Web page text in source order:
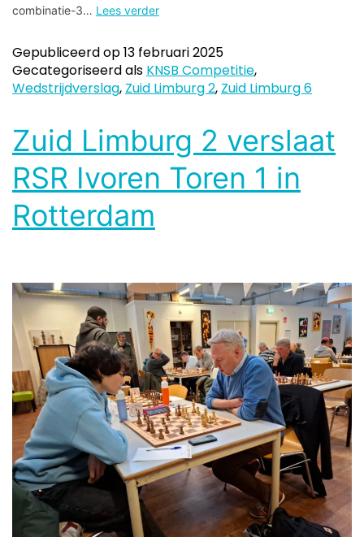
combinatie-3… Lees verder
Gepubliceerd op13 februari 2025
Gecategoriseerd als KNSB Competitie,
Wedstrijdverslag, Zuid Limburg 2, Zuid Limburg 6
Zuid Limburg 2 verslaat
RSR Ivoren Toren 1 in
Rotterdam